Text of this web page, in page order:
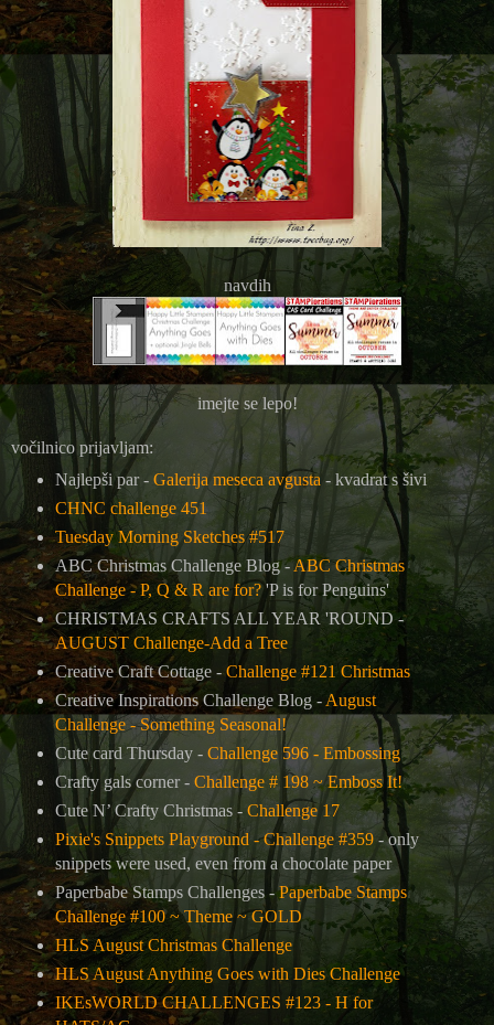
navdih
imejte se lepo!
vočilnico prijavljam:
Najlepši par - Galerija meseca avgusta - kvadrat s šivi
CHNC challenge 451
Tuesday Morning Sketches #517
ABC Christmas Challenge Blog -ABC Christmas
Challenge - P, Q & R are for?'P is for Penguins'
CHRISTMAS CRAFTS ALL YEAR 'ROUND -
AUGUST Challenge-Add a Tree
Creative Craft Cottage - Challenge #121 Christmas
Creative Inspirations Challenge Blog - August
Challenge - Something Seasonal!
Cute card Thursday - Challenge 596 - Embossing
Crafty gals corner - Challenge # 198 ~ Emboss It!
Cute N’ Crafty Christmas - Challenge 17
Pixie's Snippets Playground - Challenge #359- only
snippets were used, even from a chocolate paper
Paperbabe Stamps Challenges -Paperbabe Stamps
Challenge #100 ~ Theme ~ GOLD
HLS August Christmas Challenge
HLS August Anything Goes with Dies Challenge
IKEsWORLD CHALLENGES #123 - H for